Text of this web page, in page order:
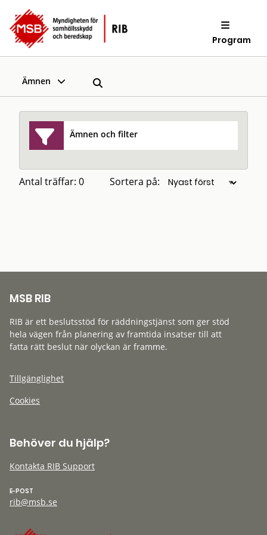
Program
Ämnen
Ämnen och filter
Antal träffar: 0 Sortera på:
MSB RIB
RIB är ett beslutsstöd för räddningstjänst som ger stöd
hela vägen från planering av framtida insatser till att
fatta rätt beslut när olyckan är framme.
Tillgänglighet
Cookies
Behöver du hjälp?
Kontakta RIB Support
E-POST
rib@msb.se